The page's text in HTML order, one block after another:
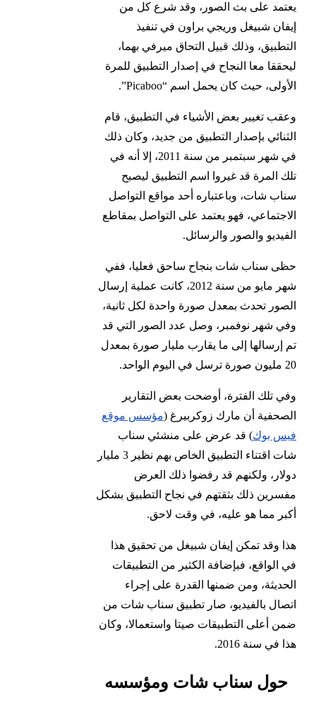
يعتمد على بث الصور، وقد شرع كل من
إيفان شبيغل وريجي براون في تنفيذ
التطبيق، وذلك قبيل التحاق ميرفي بهما،
ليحققا معا النجاح في إصدار التطبيق للمرة
الأولى، حيث كان يحمل اسم “Picaboo”.
وعقب تغيير بعض الأشياء في التطبيق، قام
الثنائي بإصدار التطبيق من جديد، وكان ذلك
في شهر سبتمبر من سنة 2011، إلا أنه في
تلك المرة قد غيروا اسم التطبيق ليصبح
سناب شات، وباعتباره أحد مواقع التواصل
الاجتماعي، فهو يعتمد على التواصل بمقاطع
الفيديو والصور والرسائل.
حظى سناب شات بنجاح ساحق فعليا، ففي
شهر مايو من سنة 2012، كانت عملية إرسال
الصور تحدث بمعدل صورة واحدة لكل ثانية،
وفي شهر نوفمبر، وصل عدد الصور التي قد
تم إرسالها إلى ما يقارب مليار صورة بمعدل
20 مليون صورة ترسل في اليوم الواحد.
وفي تلك الفترة، أوضحت بعض التقارير
الصحفية أن مارك زوكربيرغ (مؤسس موقع
فيس بوك) قد عرض على منشئي سناب
شات اقتناء التطبيق الخاص بهم نظير 3 مليار
دولار، ولكنهم قد رفضوا ذلك العرض
مفسرين ذلك بثقتهم في نجاح التطبيق بشكل
أكبر مما هو عليه، في وقت لاحق.
هذا وقد تمكن إيفان شبيغل من تحقيق هذا
في الواقع، فبإضافة الكثير من التطبيقات
الحديثة، ومن ضمنها القدرة على إجراء
اتصال بالفيديو، صار تطبيق سناب شات من
ضمن أعلى التطبيقات صيتا واستعمالا، وكان
هذا في سنة 2016.
حول سناب شات ومؤسسه